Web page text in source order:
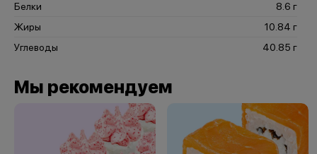
Белки
8.6 г
Жиры
10.84 г
Углеводы
40.85 г
Мы рекомендуем